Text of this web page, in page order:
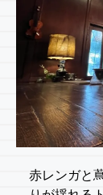
赤レンガと